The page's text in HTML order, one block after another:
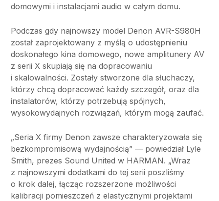
domowymi i instalacjami audio w całym domu.
Podczas gdy najnowszy model Denon AVR-S980H
został zaprojektowany z myślą o udostępnieniu
doskonałego kina domowego, nowe amplitunery AV
z serii X skupiają się na dopracowaniu
i skalowalności. Zostały stworzone dla słuchaczy,
którzy chcą dopracować każdy szczegół, oraz dla
instalatorów, którzy potrzebują spójnych,
wysokowydajnych rozwiązań, którym mogą zaufać.
„Seria X firmy Denon zawsze charakteryzowała się
bezkompromisową wydajnością” — powiedział Lyle
Smith, prezes Sound United w HARMAN. „Wraz
z najnowszymi dodatkami do tej serii poszliśmy
o krok dalej, łącząc rozszerzone możliwości
kalibracji pomieszczeń z elastycznymi projektami